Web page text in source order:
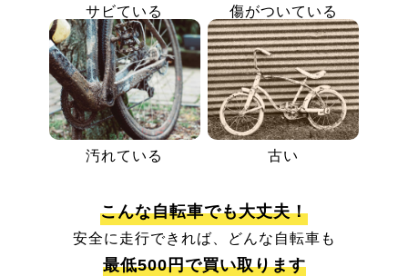
サビている 傷がついている
汚れている 古い
こんな自転車でも大丈夫！
安全に走行できれば、どんな自転車も
最低500円で買い取ります